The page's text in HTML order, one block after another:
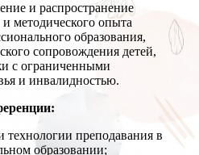
и распространение
методического опыта
образования,
сопровождения детей,
с ограниченными
и инвалидностью.
преподавания в
образовании;